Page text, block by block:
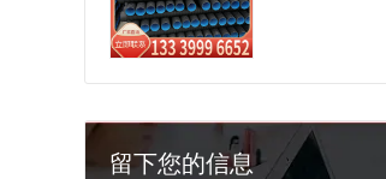
留下您的信息